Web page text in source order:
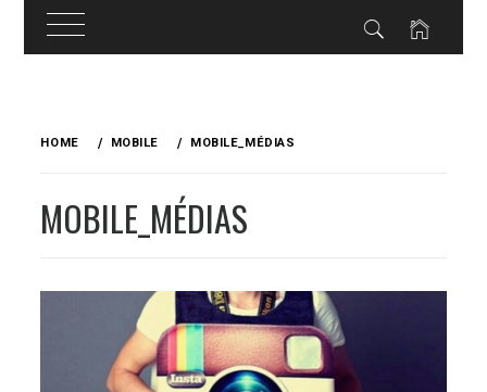
HOME MOBILE MOBILE_MÉDIAS
MOBILE_MÉDIAS